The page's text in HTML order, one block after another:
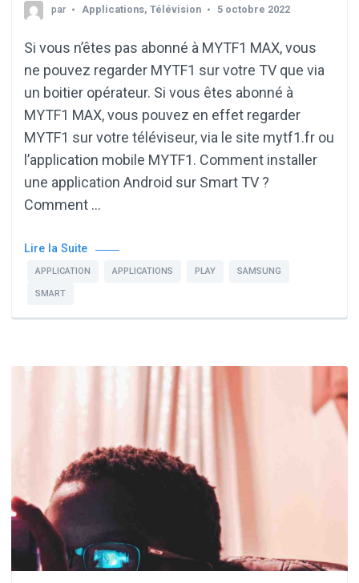
par Applications, Télévision 5 octobre 2022
Si vous n’êtes pas abonné à MYTF1 MAX, vous
ne pouvez regarder MYTF1 sur votre TV que via
un boitier opérateur. Si vous êtes abonné à
MYTF1 MAX, vous pouvez en effet regarder
MYTF1 sur votre téléviseur, via le site mytf1.fr ou
l’application mobile MYTF1. Comment installer
une application Android sur Smart TV ?
Comment …
Lire la Suite
APPLICATION APPLICATIONS PLAY SAMSUNG
SMART